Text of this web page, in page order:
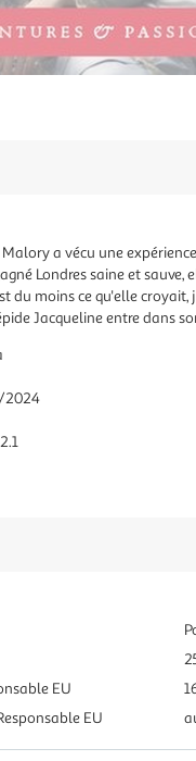
a vécu une
Londres saine et
du moins ce qu'elle
Jacqueline entre dans
EU
EU